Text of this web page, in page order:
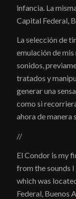
infancia. La
Capital Federal,
La selección de
emulación de
sonidos,
tratados y
generar una
como si
ahora de manera
//
El Condor is my
from the sounds
which was
Federal, Buenos